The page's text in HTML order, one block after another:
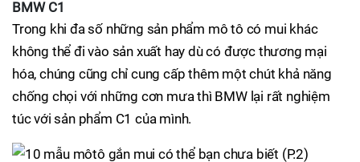
BMW C1
Trong khi đa số những sản phẩm mô tô có mui khác
không thể đi vào sản xuất hay dù có được thương mại
hóa, chúng cũng chỉ cung cấp thêm một chút khả năng
chống chọi với những cơn mưa thì BMW lại rất nghiệm
túc với sản phẩm C1 của mình.